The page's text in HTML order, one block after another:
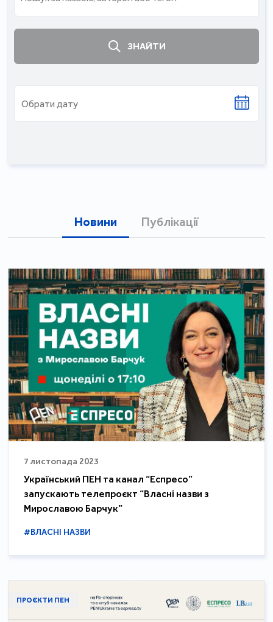
ЗНАЙТИ
Новини Публікації
7 листопада 2023
Український ПЕН та канал “Еспресо”
запускають телепроєкт “Власні назви з
Мирославою Барчук”
#ВЛАСНІ НАЗВИ
ПРОЄКТИ ПЕН